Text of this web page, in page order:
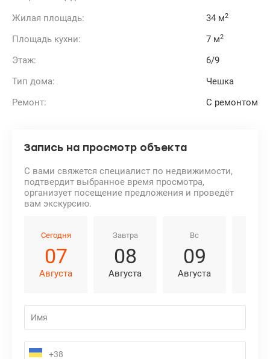
Жилая площадь: 34 м2
Площадь кухни: 7 м2
Этаж:
6/9
Тип дома:
Чешка
Ремонт:
С ремонтом
Запись на просмотр объекта
С вами свяжется специалист по недвижимости,
подтвердит выбранное время просмотра,
организует посещение предложения и проведёт
вам экскурсию.
Сегодня
07
Августа
Завтра
08
Августа
Вс
09
Августа